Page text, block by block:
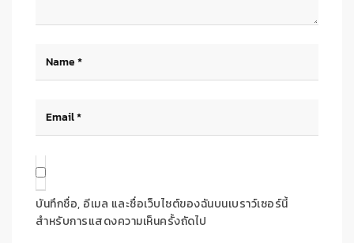
บันทึกชื่อ, อีเมล และชื่อเว็บไซต์ของฉันบนเบราว์เซอร์นี้
สำหรับการแสดงความเห็นครั้งถัดไป